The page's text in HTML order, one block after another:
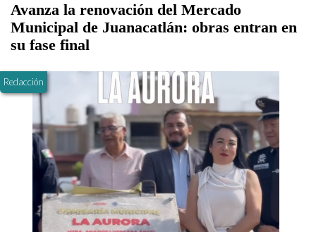
Avanza la renovación del Mercado
Municipal de Juanacatlán: obras entran en
su fase final
Redacción